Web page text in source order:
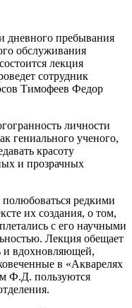
дневного пребывания
обслуживания
лекция
сотрудник
Тимофеев Федор
личности
гениального ученого,
красоту
и прозрачных
полюбоваться редкими
их создания, о том,
с его научными
Лекция обещает
и вдохновляющей,
в «Акварелях
Ф.Д. пользуются